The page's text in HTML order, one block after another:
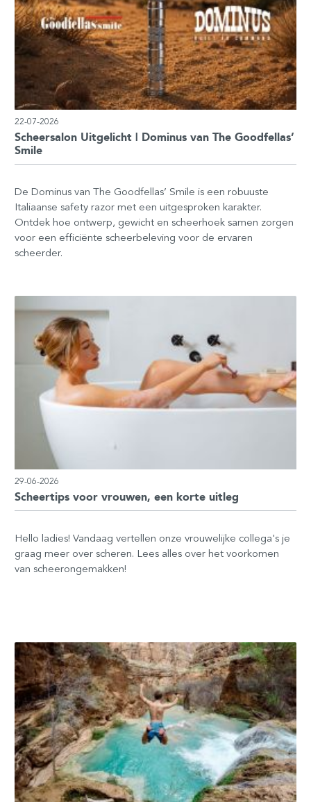
22-07-2026
Scheersalon Uitgelicht | Dominus van The Goodfellas’
Smile
De Dominus van The Goodfellas’ Smile is een robuuste
Italiaanse safety razor met een uitgesproken karakter.
Ontdek hoe ontwerp, gewicht en scheerhoek samen zorgen
voor een efficiënte scheerbeleving voor de ervaren
scheerder.
29-06-2026
Scheertips voor vrouwen, een korte uitleg
Hello ladies! Vandaag vertellen onze vrouwelijke collega's je
graag meer over scheren. Lees alles over het voorkomen
van scheerongemakken!